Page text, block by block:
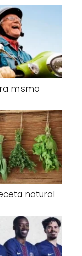
mismo
natural